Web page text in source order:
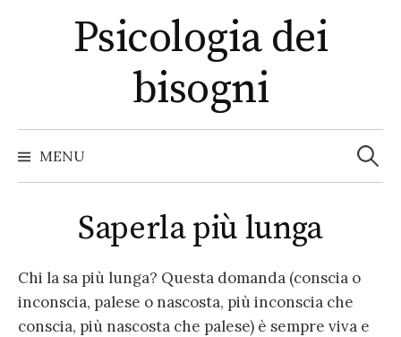
o
c
o
n
t
Psicologia dei
bisogni
MENU c
:
Saperla più lunga
Chi la sa più lunga? Questa domanda (conscia o
inconscia, palese o nascosta, più inconscia che
conscia, più nascosta che palese) è sempre viva e